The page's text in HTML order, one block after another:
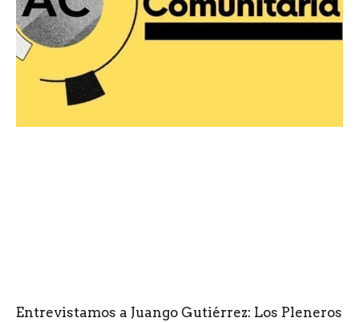
Entrevistamos a Juango Gutiérrez: Los Pleneros